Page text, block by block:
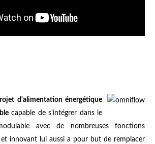
d'alimentation énergétique
capable de s'intégrer dans le
avec de nombreuses fonctions
et innovant lui aussi a pour but de remplacer